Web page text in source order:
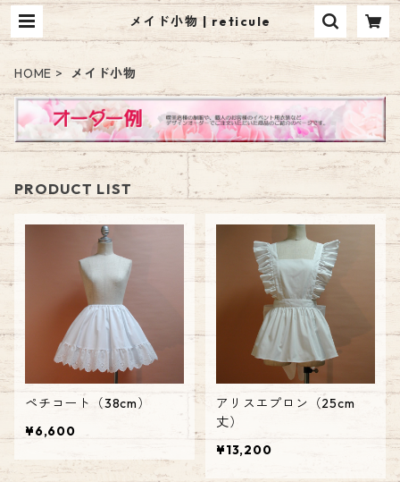
メイド小物 | reticule
HOME メイド小物
PRODUCT LIST
ペチコート（38cm）
¥6,600
アリスエプロン（25cm
丈）
¥13,200